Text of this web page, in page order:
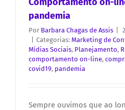
pandemia
Por Barbara Chagas de Assis
Categorias: Marketing de
Mídias Sociais, Planejamento,
comportamento on-line,
covid19, pandemia
Sempre ouvimos que ao